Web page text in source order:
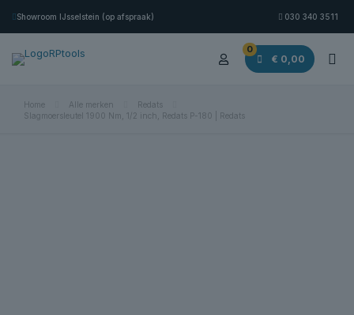
Showroom IJsselstein (op afspraak) 030 340 3511
0
€ 0,00
Home Alle merken
Redats
Slagmoersleutel 1900 Nm, 1/2 inch, Redats P-180 | Redats